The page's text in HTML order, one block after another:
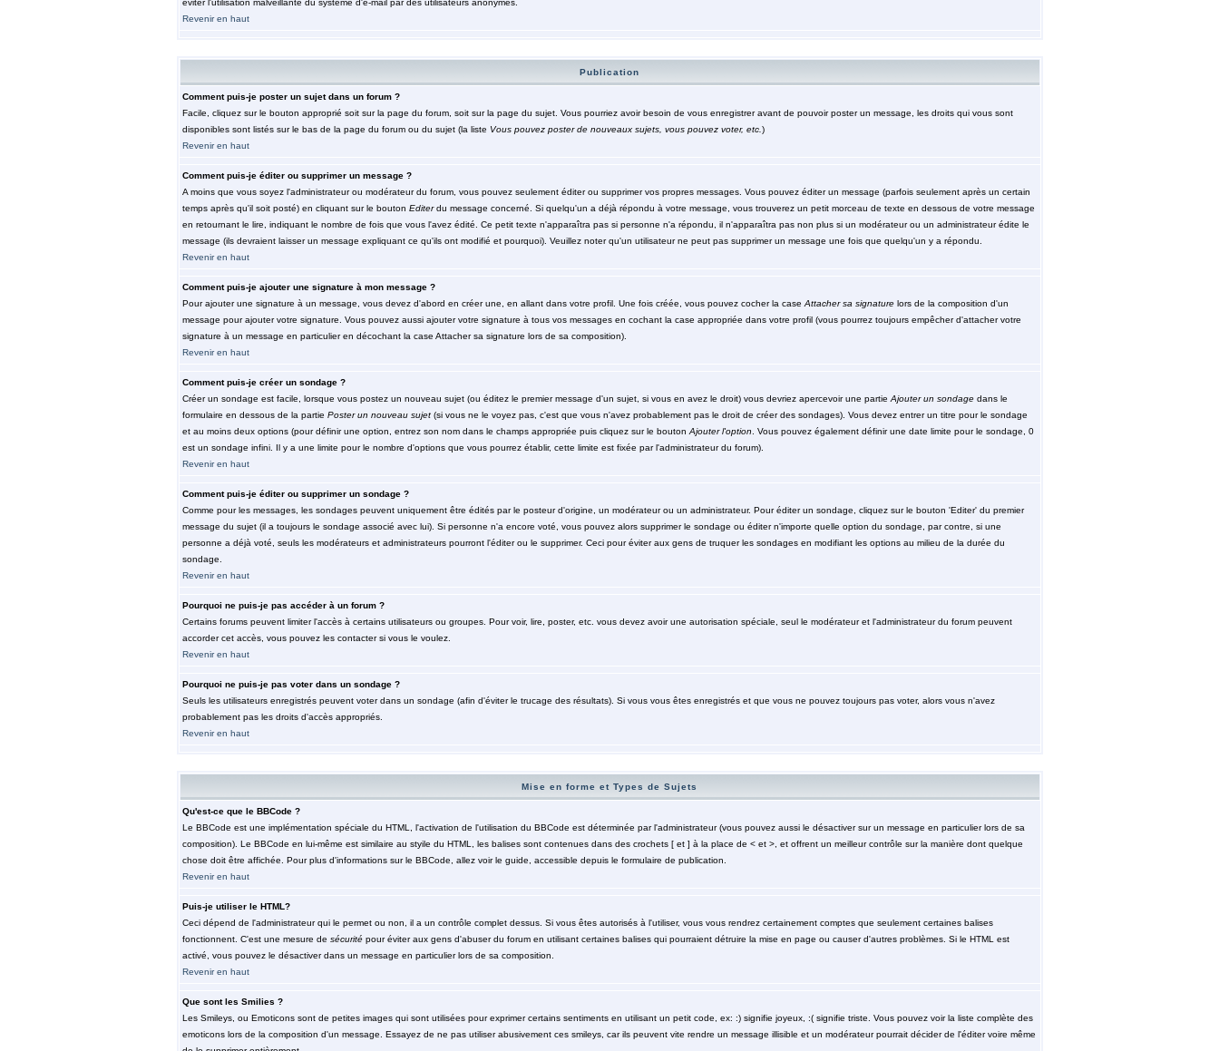
éviter l'utilisation malveillante du système d'e-mail par des utilisateurs anonymes.
Revenir en haut
Publication
Comment puis-je poster un sujet dans un forum ?
Facile, cliquez sur le bouton approprié soit sur la page du forum, soit sur la page du sujet. Vous pourriez avoir besoin de vous enregistrer avant de pouvoir poster un message, les droits qui vous sont
disponibles sont listés sur le bas de la page du forum ou du sujet (la liste Vous pouvez poster de nouveaux sujets, vous pouvez voter, etc. )
Revenir en haut
Comment puis-je éditer ou supprimer un message ?
A moins que vous soyez l'administrateur ou modérateur du forum, vous pouvez seulement éditer ou supprimer vos propres messages. Vous pouvez éditer un message (parfois seulement après un certain
temps après qu'il soit posté) en cliquant sur le bouton Editerdu message concerné. Si quelqu'un a déjà répondu à votre message, vous trouverez un petit morceau de texte en dessous de votre message
en retournant le lire, indiquant le nombre de fois que vous l'avez édité. Ce petit texte n'apparaîtra pas si personne n'a répondu, il n'apparaîtra pas non plus si un modérateur ou un administrateur édite le
message (ils devraient laisser un message expliquant ce qu'ils ont modifié et pourquoi). Veuillez noter qu'un utilisateur ne peut pas supprimer un message une fois que quelqu'un y a répondu.
Revenir en haut
Comment puis-je ajouter une signature à mon message ?
Pour ajouter une signature à un message, vous devez d'abord en créer une, en allant dans votre profil. Une fois créée, vous pouvez cocher la case Attacher sa signaturelors de la composition d'un
message pour ajouter votre signature. Vous pouvez aussi ajouter votre signature à tous vos messages en cochant la case appropriée dans votre profil (vous pourrez toujours empêcher d'attacher votre
signature à un message en particulier en décochant la case Attacher sa signature lors de sa composition).
Revenir en haut
Comment puis-je créer un sondage ?
Créer un sondage est facile, lorsque vous postez un nouveau sujet (ou éditez le premier message d'un sujet, si vous en avez le droit) vous devriez apercevoir une partie Ajouter un sondagedans le
formulaire en dessous de la partie Poster un nouveau sujet(si vous ne le voyez pas, c'est que vous n'avez probablement pas le droit de créer des sondages). Vous devez entrer un titre pour le sondage
et au moins deux options (pour définir une option, entrez son nom dans le champs appropriée puis cliquez sur le bouton Ajouter l'option . Vous pouvez également définir une date limite pour le sondage, 0
est un sondage infini. Il y a une limite pour le nombre d'options que vous pourrez établir, cette limite est fixée par l'administrateur du forum).
Revenir en haut
Comment puis-je éditer ou supprimer un sondage ?
Comme pour les messages, les sondages peuvent uniquement être édités par le posteur d'origine, un modérateur ou un administrateur. Pour éditer un sondage, cliquez sur le bouton 'Editer' du premier
message du sujet (il a toujours le sondage associé avec lui). Si personne n'a encore voté, vous pouvez alors supprimer le sondage ou éditer n'importe quelle option du sondage, par contre, si une
personne a déjà voté, seuls les modérateurs et administrateurs pourront l'éditer ou le supprimer. Ceci pour éviter aux gens de truquer les sondages en modifiant les options au milieu de la durée du
sondage.
Revenir en haut
Pourquoi ne puis-je pas accéder à un forum ?
Certains forums peuvent limiter l'accès à certains utilisateurs ou groupes. Pour voir, lire, poster, etc. vous devez avoir une autorisation spéciale, seul le modérateur et l'administrateur du forum peuvent
accorder cet accès, vous pouvez les contacter si vous le voulez.
Revenir en haut
Pourquoi ne puis-je pas voter dans un sondage ?
Seuls les utilisateurs enregistrés peuvent voter dans un sondage (afin d'éviter le trucage des résultats). Si vous vous êtes enregistrés et que vous ne pouvez toujours pas voter, alors vous n'avez
probablement pas les droits d'accès appropriés.
Revenir en haut
Mise en forme et Types de Sujets
Qu'est-ce que le BBCode ?
Le BBCode est une implémentation spéciale du HTML, l'activation de l'utilisation du BBCode est déterminée par l'administrateur (vous pouvez aussi le désactiver sur un message en particulier lors de sa
composition). Le BBCode en lui-même est similaire au styile du HTML, les balises sont contenues dans des crochets [ et ] à la place de < et >, et offrent un meilleur contrôle sur la manière dont quelque
chose doit être affichée. Pour plus d'informations sur le BBCode, allez voir le guide, accessible depuis le formulaire de publication.
Revenir en haut
Puis-je utiliser le HTML?
Ceci dépend de l'administrateur qui le permet ou non, il a un contrôle complet dessus. Si vous êtes autorisés à l'utiliser, vous vous rendrez certainement comptes que seulement certaines balises
fonctionnent. C'est une mesure de sécuritépour éviter aux gens d'abuser du forum en utilisant certaines balises qui pourraient détruire la mise en page ou causer d'autres problèmes. Si le HTML est
activé, vous pouvez le désactiver dans un message en particulier lors de sa composition.
Revenir en haut
Que sont les Smilies ?
Les Smileys, ou Emoticons sont de petites images qui sont utilisées pour exprimer certains sentiments en utilisant un petit code, ex: :) signifie joyeux, :( signifie triste. Vous pouvez voir la liste complète des
emoticons lors de la composition d'un message. Essayez de ne pas utiliser abusivement ces smileys, car ils peuvent vite rendre un message illisible et un modérateur pourrait décider de l'éditer voire même